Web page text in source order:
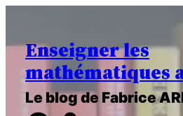
Enseigner les
mathématiques
Le blog de Fabrice